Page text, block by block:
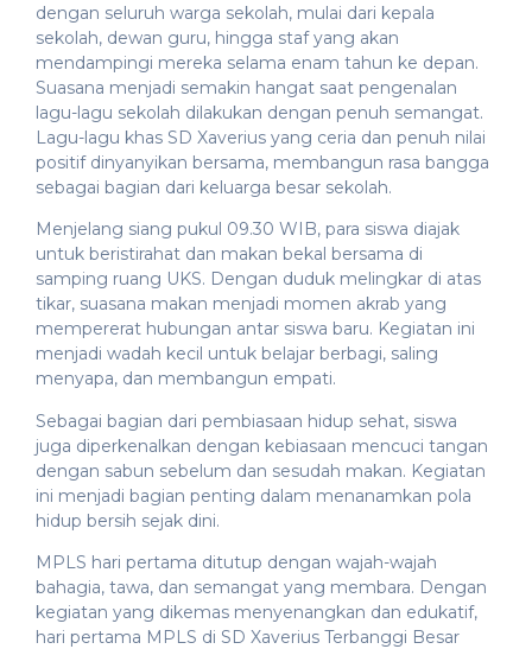
dengan seluruh warga sekolah, mulai dari kepala
sekolah, dewan guru, hingga staf yang akan
mendampingi mereka selama enam tahun ke depan.
Suasana menjadi semakin hangat saat pengenalan
lagu-lagu sekolah dilakukan dengan penuh semangat.
Lagu-lagu khas SD Xaverius yang ceria dan penuh nilai
positif dinyanyikan bersama, membangun rasa bangga
sebagai bagian dari keluarga besar sekolah.
Menjelang siang pukul 09.30 WIB, para siswa diajak
untuk beristirahat dan makan bekal bersama di
samping ruang UKS. Dengan duduk melingkar di atas
tikar, suasana makan menjadi momen akrab yang
mempererat hubungan antar siswa baru. Kegiatan ini
menjadi wadah kecil untuk belajar berbagi, saling
menyapa, dan membangun empati.
Sebagai bagian dari pembiasaan hidup sehat, siswa
juga diperkenalkan dengan kebiasaan mencuci tangan
dengan sabun sebelum dan sesudah makan. Kegiatan
ini menjadi bagian penting dalam menanamkan pola
hidup bersih sejak dini.
MPLS hari pertama ditutup dengan wajah-wajah
bahagia, tawa, dan semangat yang membara. Dengan
kegiatan yang dikemas menyenangkan dan edukatif,
hari pertama MPLS di SD Xaverius Terbanggi Besar